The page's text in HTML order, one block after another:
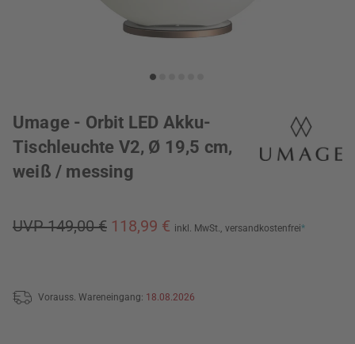
Umage - Orbit LED Akku-
Tischleuchte V2, Ø 19,5 cm,
weiß / messing
UVP 149,00 € 118,99 € inkl. MwSt., versandkostenfrei*
Vorauss. Wareneingang: 18.08.2026